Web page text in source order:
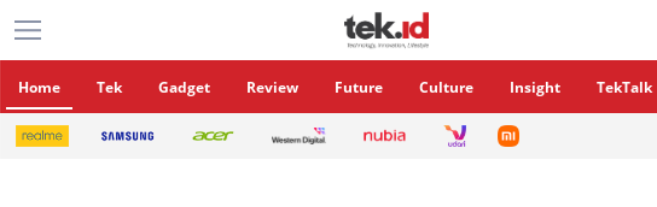
Home Tek Gadget Review Future Culture Insight TekTalk